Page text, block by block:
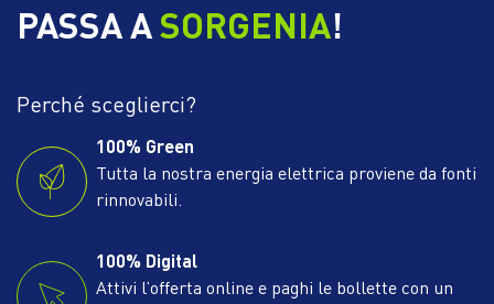
PASSA ASORGENIA!
Perché sceglierci?
100% Green
Tutta la nostra energia elettrica proviene da fonti
rinnovabili.
100% Digital
Attivi l’offerta online e paghi le bollette con un